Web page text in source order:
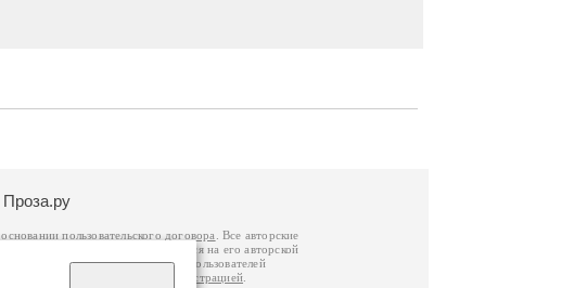
Проза.ру
основаниипользовательского договора
. Все авторские
к которому вы можете обратиться на его авторской
Российской Федерации. Данные пользователей
о портале связаться с администрацией